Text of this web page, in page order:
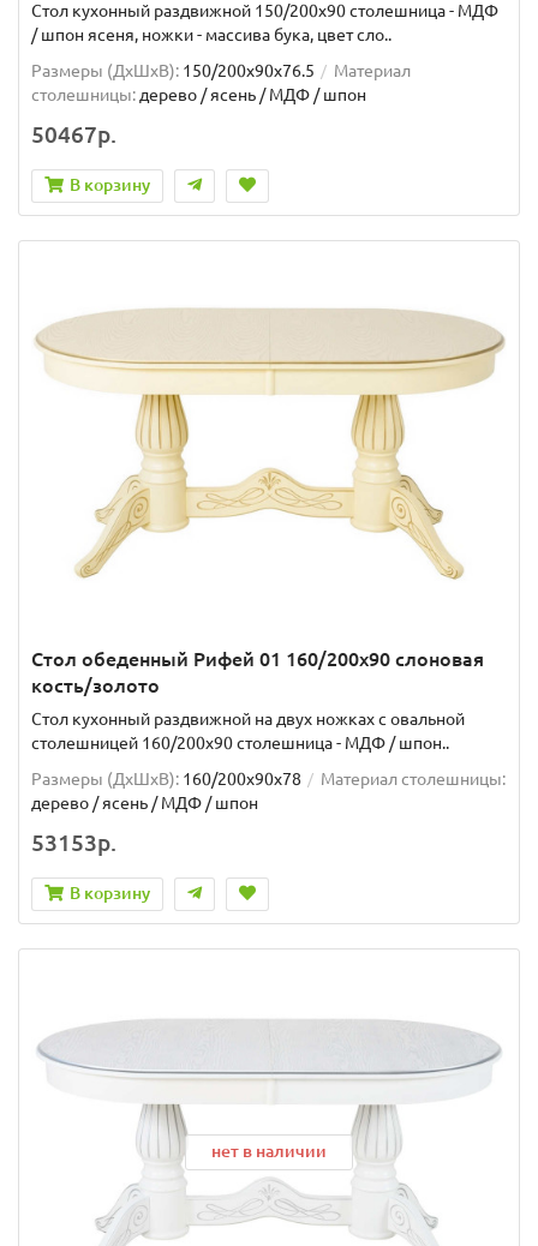
Стол кухонный раздвижной 150/200х90 столешница - МДФ
/ шпон ясеня, ножки - массива бука, цвет сло..
Размеры (ДхШxВ): 150/200х90х76.5
Материал
столешницы:дерево / ясень / МДФ / шпон
50467р.
В корзину
Стол обеденный Рифей 01 160/200х90 слоновая
кость/золото
Стол кухонный раздвижной на двух ножках с овальной
столешницей 160/200х90 столешница - МДФ / шпон..
Размеры (ДхШxВ): 160/200х90х78
Материал столешницы:
дерево / ясень / МДФ / шпон
53153р.
В корзину
нет в наличии